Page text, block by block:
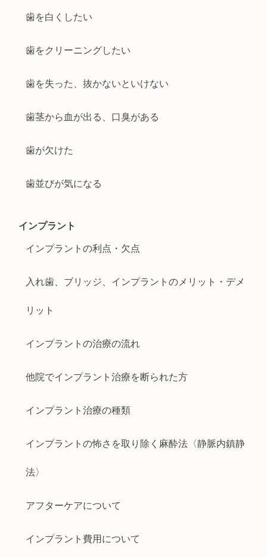
歯を白くしたい
歯をクリーニングしたい
歯を失った、抜かないといけない
歯茎から血が出る、口臭がある
歯が欠けた
歯並びが気になる
インプラント
インプラントの利点・欠点
入れ歯、ブリッジ、インプラントのメリット・デメ
リット
インプラントの治療の流れ
他院でインプラント治療を断られた方
インプラント治療の種類
インプラントの怖さを取り除く麻酔法〈静脈内鎮静
法〉
アフターケアについて
インプラント費用について